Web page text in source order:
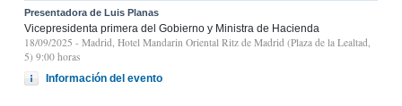
Presentadora de Luis Planas
Vicepresidenta primera del Gobierno y Ministra de Hacienda
18/09/2025 - Madrid, Hotel Mandarin Oriental Ritz de Madrid (Plaza de la Lealtad,
5) 9:00 horas
Información del evento